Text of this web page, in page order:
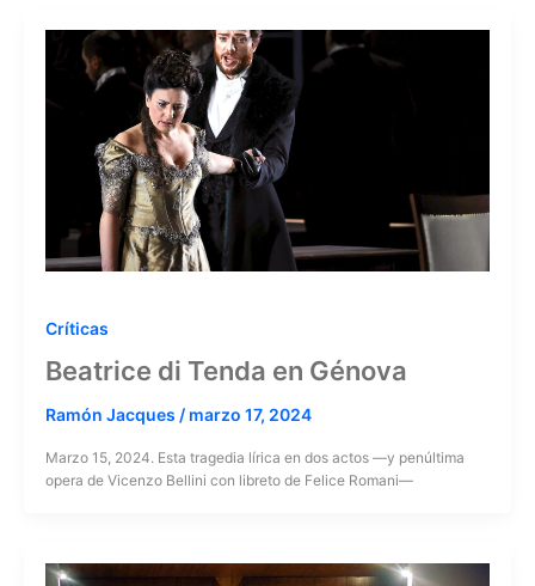
Críticas
Beatrice di Tenda en Génova
Ramón Jacques / marzo 17, 2024
Marzo 15, 2024. Esta tragedia lírica en dos actos —y penúltima
opera de Vicenzo Bellini con libreto de Felice Romani—